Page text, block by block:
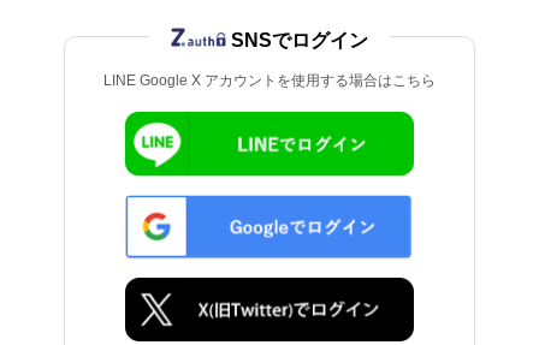
LINE Google X アカウントを使用する場合はこちら
SNSでログイン